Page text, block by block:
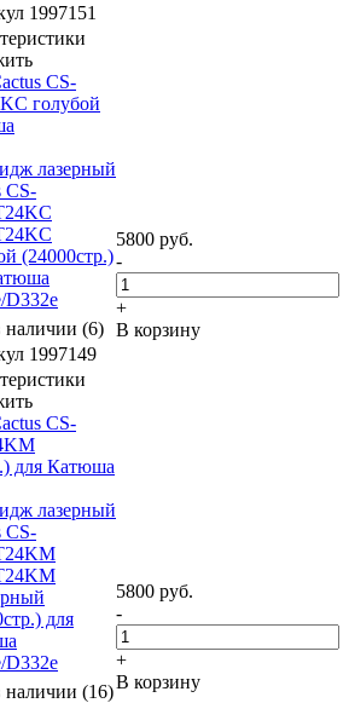
1997151
CS-
голубой
лазерный
CS-
(24000стр.)
D332e
наличии (6)
1997149
5800 руб.
-
+
В корзину
CS-
для Катюша
лазерный
CS-
для
D332e
наличии (16)
5800 руб.
-
+
В корзину